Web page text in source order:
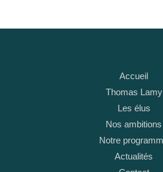
Accueil
Thomas Lamy
Les élus
Nos ambitions
Notre
Actualités